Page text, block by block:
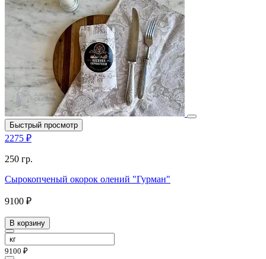
Быстрый просмотр
2275 ₽
250 гр.
Сырокопченый окорок олений "Гурман"
9100 ₽
В корзину
9100 ₽